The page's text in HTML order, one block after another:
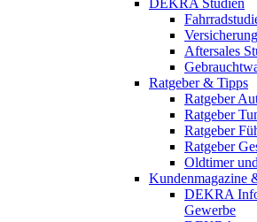
Aftersales
Ratgeber & Tipps
Ratgeber
Ratgeber
Ratgeber
Ratgeber
Oldtimer
Kundenmagazine
DEKRA
Gewerbe